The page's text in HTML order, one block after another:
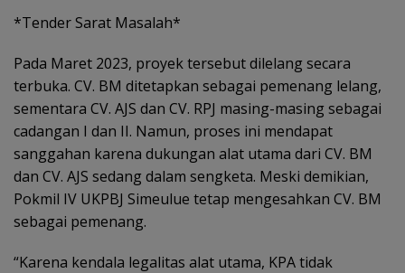
*Tender Sarat Masalah*
Pada Maret 2023, proyek tersebut dilelang secara
terbuka. CV. BM ditetapkan sebagai pemenang lelang,
sementara CV. AJS dan CV. RPJ masing-masing sebagai
cadangan I dan II. Namun, proses ini mendapat
sanggahan karena dukungan alat utama dari CV. BM
dan CV. AJS sedang dalam sengketa. Meski demikian,
Pokmil IV UKPBJ Simeulue tetap mengesahkan CV. BM
sebagai pemenang.
“Karena kendala legalitas alat utama, KPA tidak